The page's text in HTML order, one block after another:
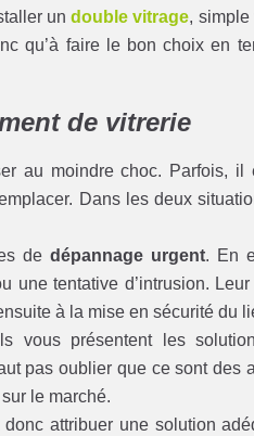
undouble vitrage, simple
qu’à faire le bon choix en
de vitrerie
au moindre choc. Parfois,
Dans les deux
dedépannage urgent. En
une tentative d’intrusion.
à la mise en sécurité du
vous présentent les
pas oublier que ce sont des
le marché.
attribuer une solution